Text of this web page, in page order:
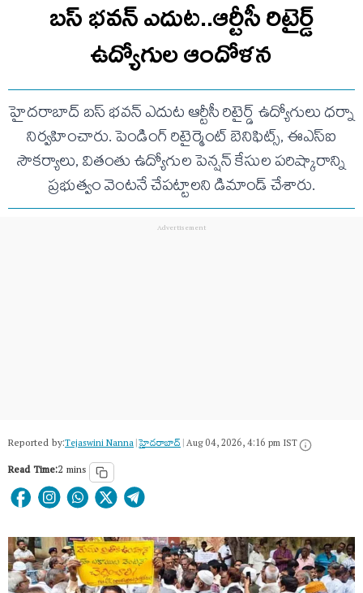
బస్ భవన్ ఎదుట..ఆర్టీసీ రిటైర్డ్
ఉద్యోగుల ఆందోళన
హైదరాబాద్ బస్ భవన్ ఎదుట ఆర్టీసీ రిటైర్డ్ ఉద్యోగులు ధర్నా
నిర్వహించారు. పెండింగ్ రిటైర్మెంట్ బెనిఫిట్స్, ఈఎస్ఐ
సౌకర్యాలు, వితంతు ఉద్యోగుల పెన్షన్ కేసుల పరిష్కారాన్ని
ప్రభుత్వం వెంటనే చేపట్టాలని డిమాండ్ చేశారు.
Reported by:Tejaswini Nanna|హైదరాబాద్​|Aug 04, 2026, 4:16 pm IST
Read Time:2 mins